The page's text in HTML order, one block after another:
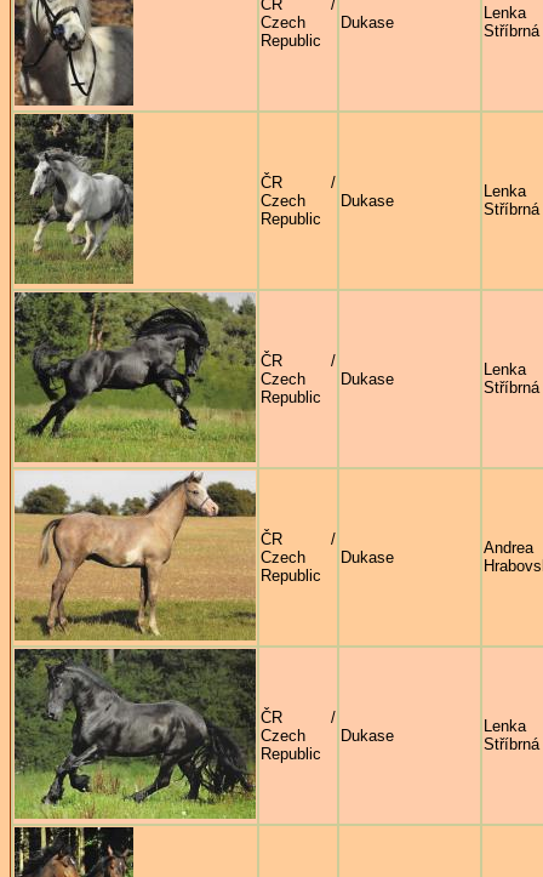
ČR /
Czech
Republic
Dukase
Lenka
Stříbrná
ČR /
Czech
Republic
Dukase
Lenka
Stříbrná
ČR /
Czech
Republic
Dukase
Lenka
Stříbrná
ČR /
Czech
Republic
Dukase
Andrea
ČR /
Czech
Republic
Dukase
Lenka
Stříbrná